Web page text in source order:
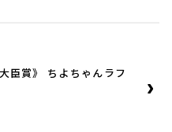
臣賞》 ちよちゃんラフ